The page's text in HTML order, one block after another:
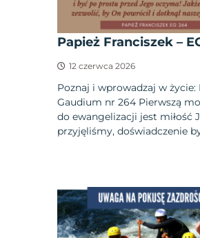
Papież Franciszek –
12 czerwca 2026
Poznaj i wprowadzaj w życie:
Gaudium nr 264 Pierwszą
do ewangelizacji jest miłość
przyjęliśmy, doświadczenie